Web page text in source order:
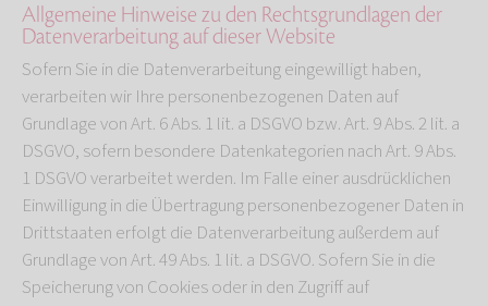
Allgemeine Hinweise zu den Rechtsgrundlagen der
Datenverarbeitung auf dieser Website
Sofern Sie in die Datenverarbeitung eingewilligt haben,
verarbeiten wir Ihre personenbezogenen Daten auf
Grundlage von Art. 6 Abs. 1 lit. a DSGVO bzw. Art. 9 Abs. 2 lit. a
DSGVO, sofern besondere Datenkategorien nach Art. 9 Abs.
1 DSGVO verarbeitet werden. Im Falle einer ausdrücklichen
Einwilligung in die Übertragung personenbezogener Daten in
Drittstaaten erfolgt die Datenverarbeitung außerdem auf
Grundlage von Art. 49 Abs. 1 lit. a DSGVO. Sofern Sie in die
Speicherung von Cookies oder in den Zugriff auf